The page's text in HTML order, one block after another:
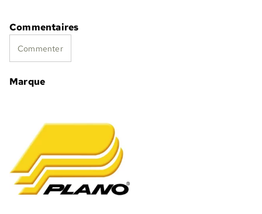
Commentaires
Commenter
Marque